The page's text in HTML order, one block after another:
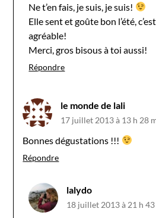
Ne t’en fais, je suis, je suis!
Elle sent et goûte bon l’été,
agréable!
Merci, gros bisous à toi aussi!
Répondre
le monde de lali
17 juillet 2013 à 13 h 28
Bonnes dégustations !!!
Répondre
lalydo
18 juillet 2013 à 21 h